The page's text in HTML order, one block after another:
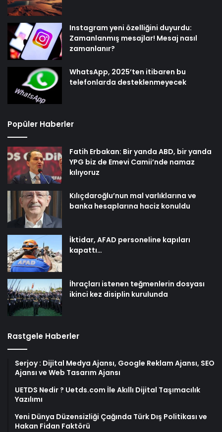
Instagram yeni özelliğini duyurdu:
Zamanlanmış mesajlar! Mesaj nasıl
zamanlanır?
WhatsApp, 2025’ten itibaren bu
telefonlarda desteklenmeyecek
Popüler Haberler
Fatih Erbakan: Bir yanda ABD, bir yanda
YPG biz de Emevi Camii’nde namaz
kılıyoruz
Kılıçdaroğlu’nun mal varlıklarına ve
banka hesaplarına haciz konuldu
İktidar, AFAD personeline kapıları
kapattı…
İhraçları istenen teğmenlerin dosyası
ikinci kez disiplin kurulunda
Rastgele Haberler
Serjoy : Dijital Medya Ajansı, Google Reklam Ajansı, SEO
Ajansı ve Web Tasarım Ajansı
UETDS Nedir ? Uetds.com İle Akıllı Dijital Taşımacılık
Yazılımı
Yeni Dünya Düzensizliği Çağında Türk Dış Politikası ve
Hakan Fidan Faktörü